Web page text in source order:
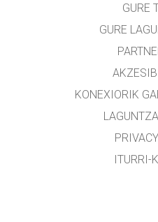
GURE
GURE
KONEXIORIK
ITURRI-